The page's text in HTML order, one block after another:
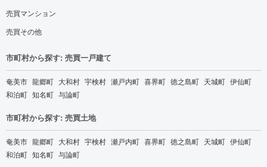
売買マンション
売買その他
市町村から探す: 売買一戸建て
奄美市 龍郷町 大和村 宇検村 瀬戸内町 喜界町 徳之島町 天城町 伊仙町
和泊町 知名町 与論町
市町村から探す: 売買土地
奄美市 龍郷町 大和村 宇検村 瀬戸内町 喜界町 徳之島町 天城町 伊仙町
和泊町 知名町 与論町